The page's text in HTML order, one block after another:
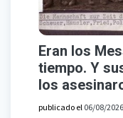
Eran los
tiempo. Y
los
publicado el 06/08/2026